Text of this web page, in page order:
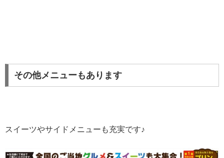
その他メニューもあります
スイーツやサイドメニューも充実です♪